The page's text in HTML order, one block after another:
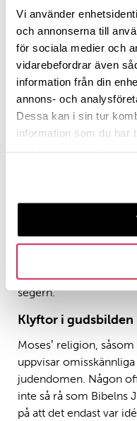
Vi använder
och annonserna till
för sociala medier och
vidarebefordrar även
information från din
annons- och
Dessa kan i sin tur
information som du har
monoteister. Det var
Aton-religion visade
gammaltestamentliga
var bland de första att
ska alltså ha varit
Åter ansåg sig Freud
återvändsgränd. Den
var inte heller så lik
räddningen från Ernst
av israeliterna. Nu
tågat ut ur Egypten
midianitiska stammar,
primitivare gud än
under århundradenas
segern.
Klyftor i gudsbilden
Mosesʼ religion,
uppvisar
judendomen. Någon
inte så rå som Bibelns
på att det endast var